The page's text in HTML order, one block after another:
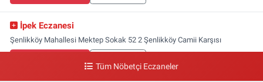
İpek Eczanesi
Şenlikköy Mahallesi Mektep Sokak 52 2 Şenlikköy Camii Karşısı
Tüm Nöbetçi Eczaneler